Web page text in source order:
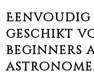
geschikt
beginners